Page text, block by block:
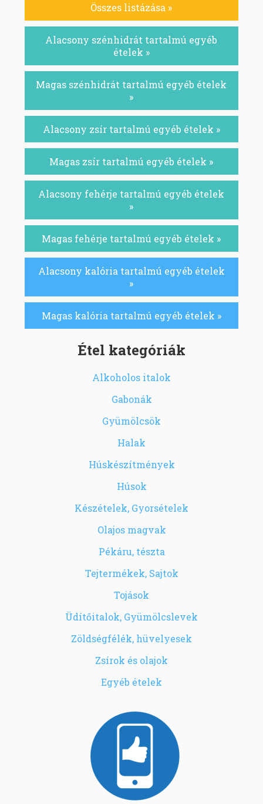
Összes listázása »
Alacsony szénhidrát tartalmú egyéb
ételek »
Magas szénhidrát tartalmú egyéb ételek
»
Alacsony zsír tartalmú egyéb ételek »
Magas zsír tartalmú egyéb ételek »
Alacsony fehérje tartalmú egyéb ételek
»
Magas fehérje tartalmú egyéb ételek »
Alacsony kalória tartalmú egyéb ételek
»
Magas kalória tartalmú egyéb ételek »
Étel kategóriák
Alkoholos italok
Gabonák
Gyümölcsök
Halak
Húskészítmények
Húsok
Készételek, Gyorsételek
Olajos magvak
Pékáru, tészta
Tejtermékek, Sajtok
Tojások
Üdítőitalok, Gyümölcslevek
Zöldségfélék, hüvelyesek
Zsírok és olajok
Egyéb ételek